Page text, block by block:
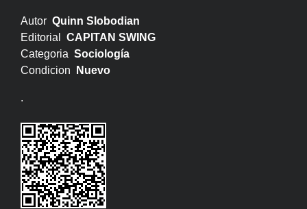
Autor Quinn Slobodian
Editorial CAPITAN SWING
Categoria Sociología
Condicion
Nuevo
.